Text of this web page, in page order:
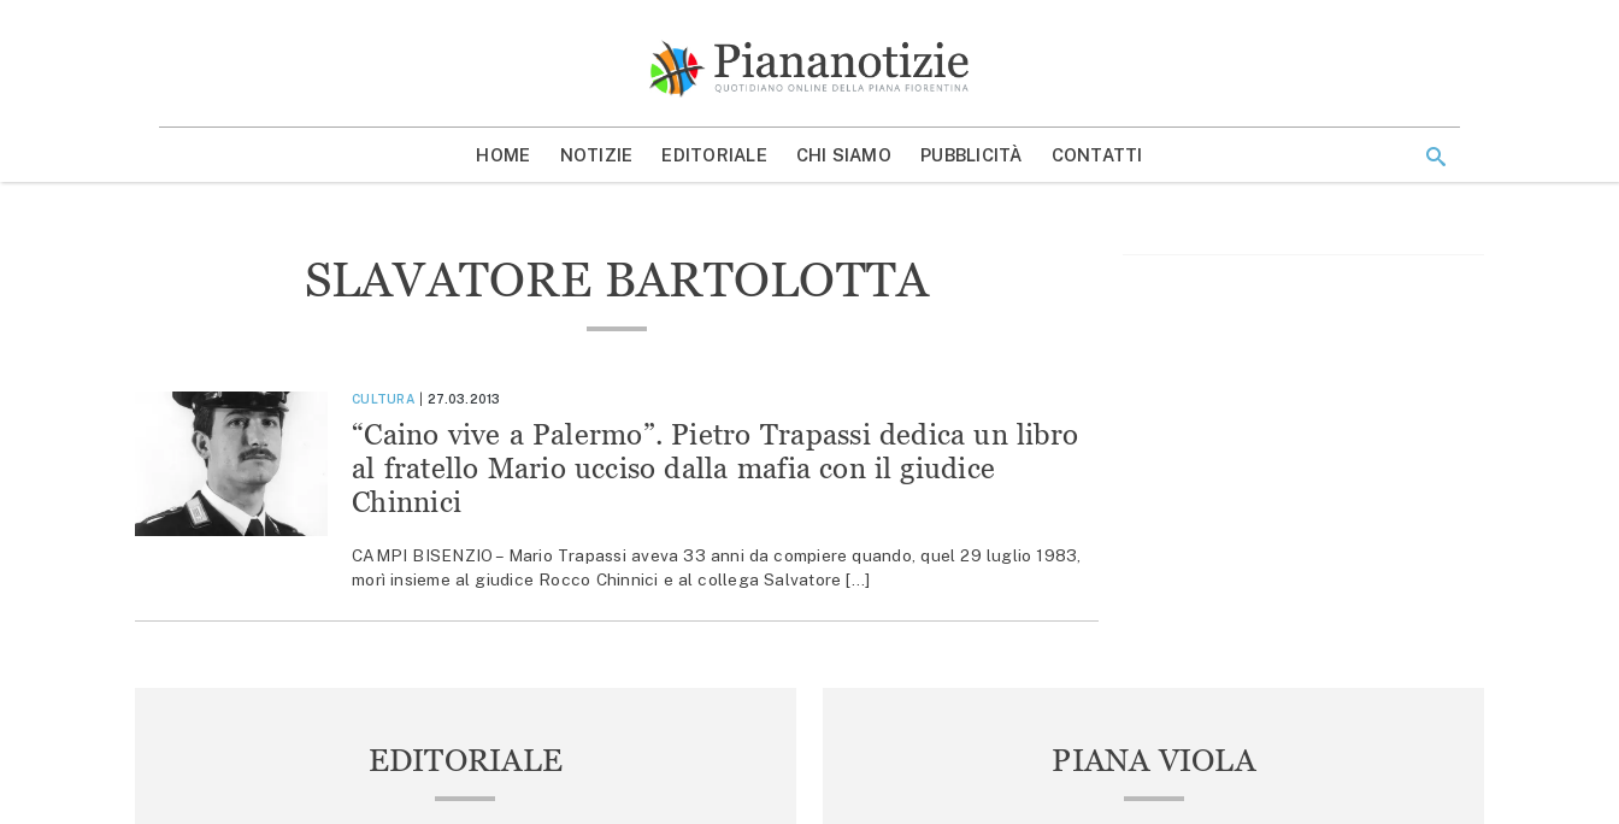
MOSTRA/NASCONDI CERCA
HOME NOTIZIE EDITORIALE CHI SIAMO PUBBLICITÀ CONTATTI
SLAVATORE BARTOLOTTA
CULTURA 27.03.2013
“Caino vive a Palermo”. Pietro Trapassi dedica un libro
al fratello Mario ucciso dalla mafia con il giudice
Chinnici
CAMPI BISENZIO – Mario Trapassi aveva 33 anni da compiere quando, quel 29 luglio 1983,
morì insieme al giudice Rocco Chinnici e al collega Salvatore […]
EDITORIALE PIANA VIOLA